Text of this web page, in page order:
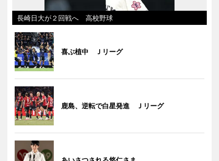
長崎日大が２回戦へ 高校野球
喜ぶ植中 Ｊリーグ
鹿島、逆転で白星発進 Ｊリーグ